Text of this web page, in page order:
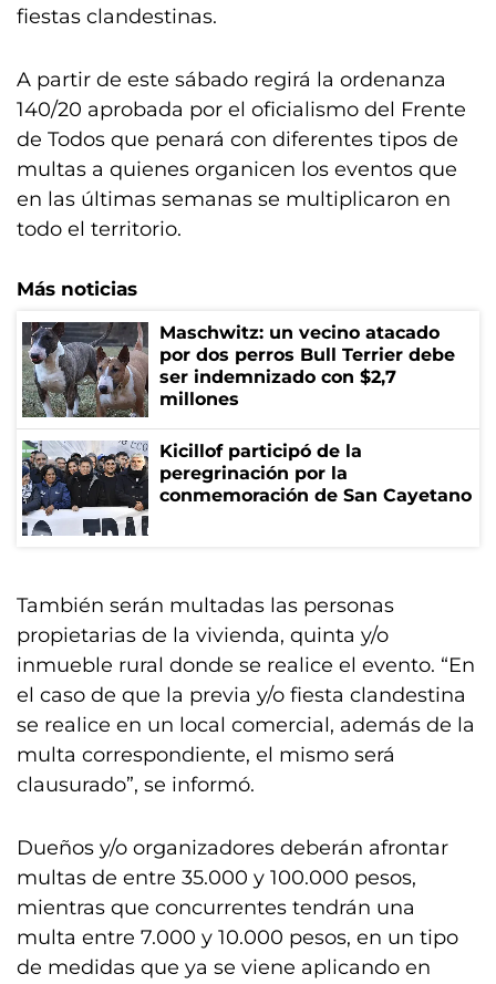
fiestas clandestinas.
A partir de este sábado regirá la ordenanza
140/20 aprobada por el oficialismo del Frente
de Todos que penará con diferentes tipos de
multas a quienes organicen los eventos que
en las últimas semanas se multiplicaron en
todo el territorio.
Más noticias
Maschwitz: un vecino atacado
por dos perros Bull Terrier debe
ser indemnizado con $2,7
millones
Kicillof participó de la
peregrinación por la
conmemoración de San Cayetano
También serán multadas las personas
propietarias de la vivienda, quinta y/o
inmueble rural donde se realice el evento. “En
el caso de que la previa y/o fiesta clandestina
se realice en un local comercial, además de la
multa correspondiente, el mismo será
clausurado”, se informó.
Dueños y/o organizadores deberán afrontar
multas de entre 35.000 y 100.000 pesos,
mientras que concurrentes tendrán una
multa entre 7.000 y 10.000 pesos, en un tipo
de medidas que ya se viene aplicando en